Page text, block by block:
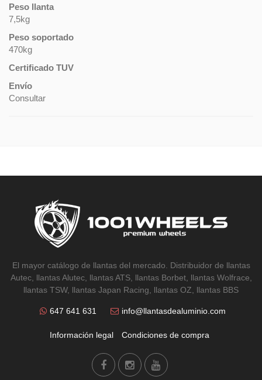
Peso llanta
7,5kg
Peso soportado
470kg
Certificado TUV
Envío
Consultar
El mayor catálogo de llantas del mercado. Distribuidor de llantas
Autec, llantas Alutec, llantas ATS, llantas Borbet, llantas Wolfrace,
llantas TSW, llantas Japan Racing, llantas OZ, llantas BBS
647 641 631 info@llantasdealuminio.com
Información legal Condiciones de compra